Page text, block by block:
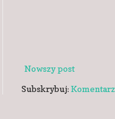
Nowszy post
Subskrybuj: